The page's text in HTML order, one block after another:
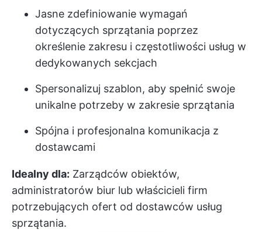
Jasne zdefiniowanie wymagań
dotyczących sprzątania poprzez
określenie zakresu i częstotliwości usług w
dedykowanych sekcjach
Spersonalizuj szablon, aby spełnić swoje
unikalne potrzeby w zakresie sprzątania
Spójna i profesjonalna komunikacja z
dostawcami
Idealny dla: Zarządców obiektów,
administratorów biur lub właścicieli firm
potrzebujących ofert od dostawców usług
sprzątania.